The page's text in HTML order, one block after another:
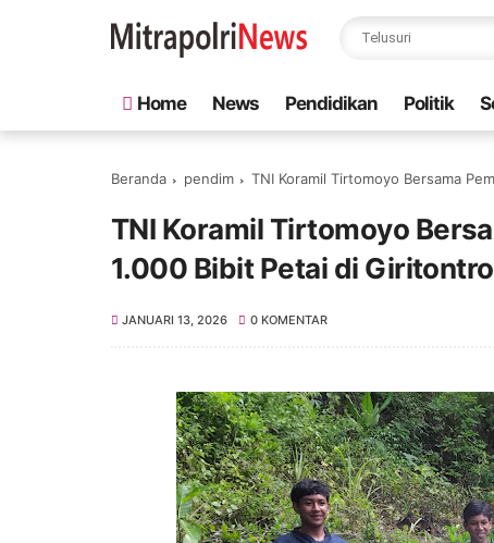
Home News Pendidikan Politik
Beranda pendim TNI Koramil Tirtomoyo Bersama
TNI Koramil Tirtomoyo
1.000 Bibit Petai di Giritontro
JANUARI 13, 2026 0 KOMENTAR